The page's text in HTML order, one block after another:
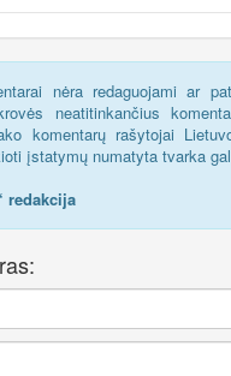
nėra redaguojami ar
neatitinkančius
komentarų rašytojai
įstatymų numatyta tvarka
redakcija